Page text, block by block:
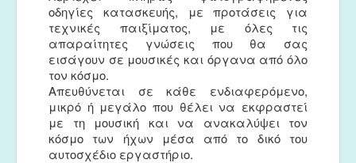
οδηγίες κατασκευής, με προτάσεις για
τεχνικές παιξίματος, με όλες τις
απαραίτητες γνώσεις που θα σας
εισάγουν σε μουσικές και όργανα από όλο
τον κόσμο.
Απευθύνεται σε κάθε ενδιαφερόμενο,
μικρό ή μεγάλο που θέλει να εκφραστεί
με τη μουσική και να ανακαλύψει τον
κόσμο των ήχων μέσα από το δικό του
αυτοσχέδιο εργαστήριο.